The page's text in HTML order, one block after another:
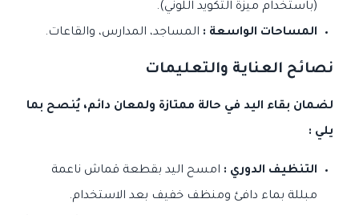
(باستخدام ميزة التكويد اللوني).
المساحات الواسعة : المساجد، المدارس، والقاعات.
نصائح العناية والتعليمات
لضمان بقاء اليد في حالة ممتازة ولمعان دائم، يُنصح بما
يلي :
التنظيف الدوري : امسح اليد بقطعة قماش ناعمة
مبللة بماء دافئ ومنظف خفيف بعد الاستخدام.